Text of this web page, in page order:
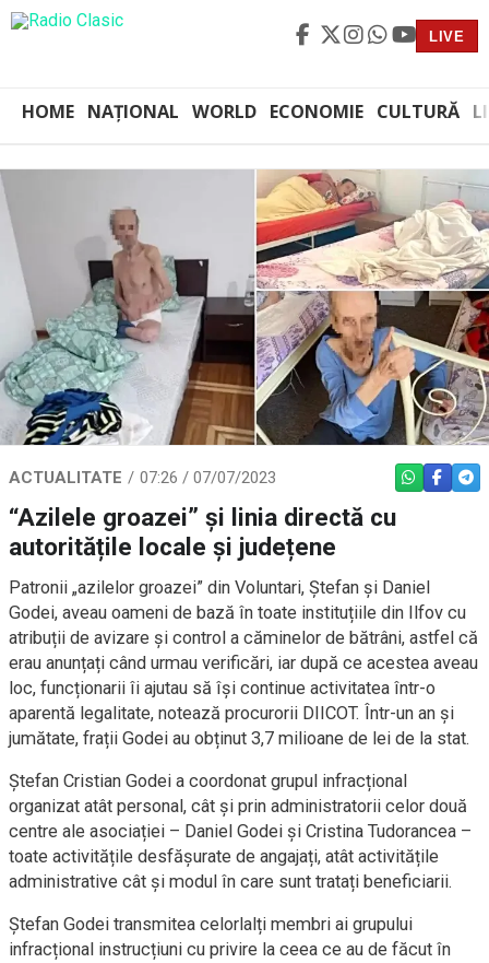
LIVE
HOME NAȚIONAL WORLD ECONOMIE CULTURĂ
ACTUALITATE 07:26 / 07/07/2023 WHATSAPP
“Azilele groazei” și linia directă cu
autoritățile locale și județene
Patronii „azilelor groazei” din Voluntari, Ștefan și Daniel
Godei, aveau oameni de bază în toate instituțiile din Ilfov cu
atribuții de avizare și control a căminelor de bătrâni, astfel că
erau anunțați când urmau verificări, iar după ce acestea aveau
loc, funcționarii îi ajutau să își continue activitatea într-o
aparentă legalitate, notează procurorii DIICOT. Într-un an și
jumătate, frații Godei au obținut 3,7 milioane de lei de la stat.
Ștefan Cristian Godei a coordonat grupul infracțional
organizat atât personal, cât și prin administratorii celor două
centre ale asociației – Daniel Godei și Cristina Tudorancea –
toate activitățile desfășurate de angajați, atât activitățile
administrative cât și modul în care sunt tratați beneficiarii.
Ștefan Godei transmitea celorlalți membri ai grupului
infracțional instrucțiuni cu privire la ceea ce au de făcut în